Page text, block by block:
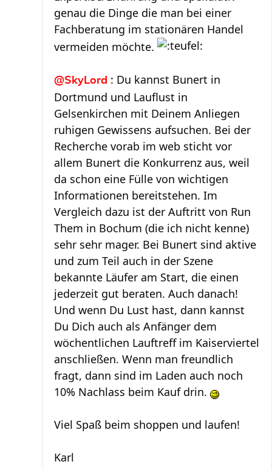
genau die Dinge die man bei einer
Fachberatung im stationären Handel
vermeiden möchte.
@SkyLord : Du kannst Bunert in
Dortmund und Lauflust in
Gelsenkirchen mit Deinem Anliegen
ruhigen Gewissens aufsuchen. Bei der
Recherche vorab im web sticht vor
allem Bunert die Konkurrenz aus, weil
da schon eine Fülle von wichtigen
Informationen bereitstehen. Im
Vergleich dazu ist der Auftritt von Run
Them in Bochum (die ich nicht kenne)
sehr sehr mager. Bei Bunert sind aktive
und zum Teil auch in der Szene
bekannte Läufer am Start, die einen
jederzeit gut beraten. Auch danach!
Und wenn Du Lust hast, dann kannst
Du Dich auch als Anfänger dem
wöchentlichen Lauftreff im Kaiserviertel
anschließen. Wenn man freundlich
fragt, dann sind im Laden auch noch
10% Nachlass beim Kauf drin.
Viel Spaß beim shoppen und laufen!
Karl